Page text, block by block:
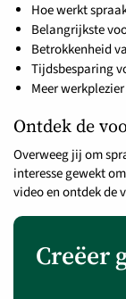
Hoe werkt
Belangrijkste
Betrokkenheid
Tijdsbesparing
Meer werkplezier
Ontdek de
Overweeg jij om
interesse gewekt
video en ontdek de
Creëer